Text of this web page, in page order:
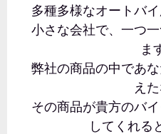
多種多様なオートバ
小さな会社で、一つ
ま
弊社の商品の中であ
え
その商品が貴方のバ
してくれる